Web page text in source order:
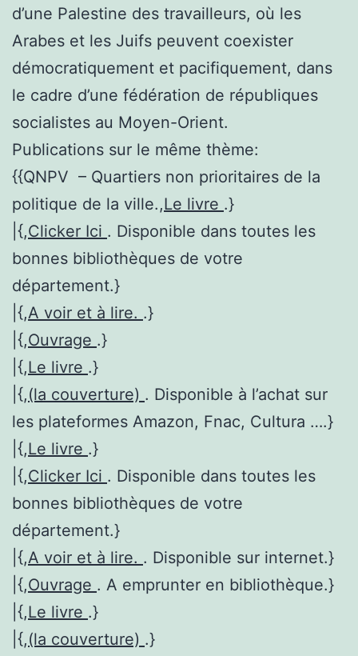
d’une Palestine des travailleurs, où les
Arabes et les Juifs peuvent coexister
démocratiquement et pacifiquement, dans
le cadre d’une fédération de républiques
socialistes au Moyen-Orient.
Publications sur le même thème:
{{QNPV – Quartiers non prioritaires de la
politique de la ville.,Le livre .}
|{,Clicker Ici . Disponible dans toutes les
bonnes bibliothèques de votre
département.}
|{,A voir et à lire. .}
|{,Ouvrage .}
|{,Le livre .}
|{,(la couverture) . Disponible à l’achat sur
les plateformes Amazon, Fnac, Cultura ….}
|{,Le livre .}
|{,Clicker Ici . Disponible dans toutes les
bonnes bibliothèques de votre
département.}
|{,A voir et à lire. . Disponible sur internet.}
|{,Ouvrage . A emprunter en bibliothèque.}
|{,Le livre .}
|{,(la couverture) .}